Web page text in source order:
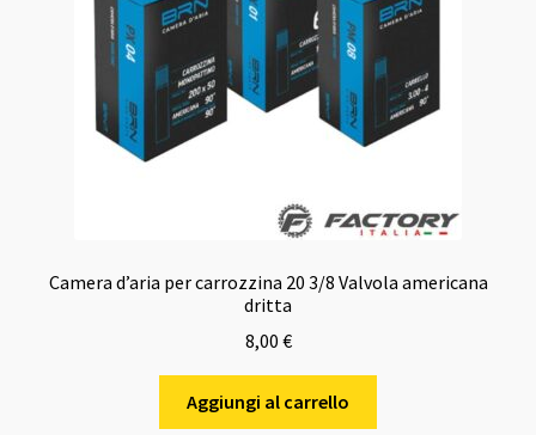
Camera d’aria per carrozzina 20 3/8 Valvola americana
dritta
8,00 €
Aggiungi al carrello